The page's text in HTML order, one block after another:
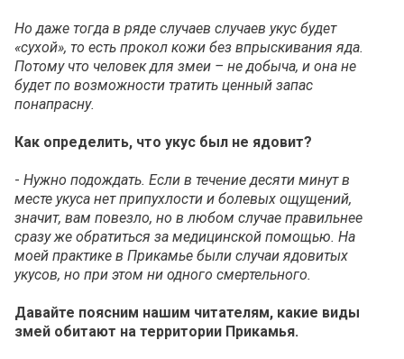
Но даже тогда в ряде случаев случаев укус будет
«сухой», то есть прокол кожи без впрыскивания яда.
Потому что человек для змеи – не добыча, и она не
будет по возможности тратить ценный запас
понапрасну.
Как определить, что укус был не ядовит?
- Нужно подождать. Если в течение десяти минут в
месте укуса нет припухлости и болевых ощущений,
значит, вам повезло, но в любом случае правильнее
сразу же обратиться за медицинской помощью. На
моей практике в Прикамье были случаи ядовитых
укусов, но при этом ни одного смертельного.
Давайте поясним нашим читателям, какие виды
змей обитают на территории Прикамья.